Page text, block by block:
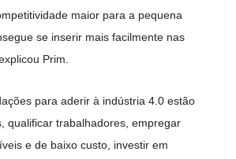
maior para a pequena
se inserir mais facilmente nas
Prim.
para aderir à indústria 4.0 estão
qualificar trabalhadores, empregar
e de baixo custo, investir em